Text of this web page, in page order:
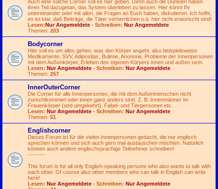
Auch eine solche Corner soll es hier geben. Denn auch die Dunklen haben
ihren Teil dazugetan, das System überleben zu lassen. Hier könnt Ihr
untereinander oder mit allen, die Fragen an Euch haben, diskutieren. Ich hoffe,
es ist klar, daß Beiträge, die Täter verherrlichen o.ä. hier nicht erwünscht sind!
Lesen:Nur Angemeldete - Schreiben: Nur Angemeldete
Themen: 203
Bodycorner
Hier soll es um alles gehen, was den Körper angeht, also beispielsweise
Medikamente, SVV, Adipositas, Bulimie, Anorexie, Probleme der Innenpersonen
mit dem Außenkörper, Erleben des eigenen Körpers innen und außen uvm.
Lesen: Nur Angemeldete - Schreiben: Nur Angemeldete
Themen: 257
InnerOuterCorner
Die Corner für alle Innenpersonen, die mit dem Außenmenschen nicht
zurechtkommen oder innen ganz anders sind. Z. B. Innenmänner im
Frauenkörper (und umgekehrt), Fabel- und Tierpersonen etc.
Lesen: Nur Angemeldete - Schreiben: Nur Angemeldete
Themen: 51
Englishcorner
Dieses Forum ist für die vielen Innenpersonen gedacht, die nur englisch
sprechen können und sich auch gern mal austauschen möchten. Natürlich
können auch andere englischsprachige Teilnehmer schreiben!
---------
This forum is for all only English-speaking persons who also wants to talk with
each other. Of course also other members who can talk in English can write
here!
Lesen: Nur Angemeldete - Schreiben: Nur Angemeldete